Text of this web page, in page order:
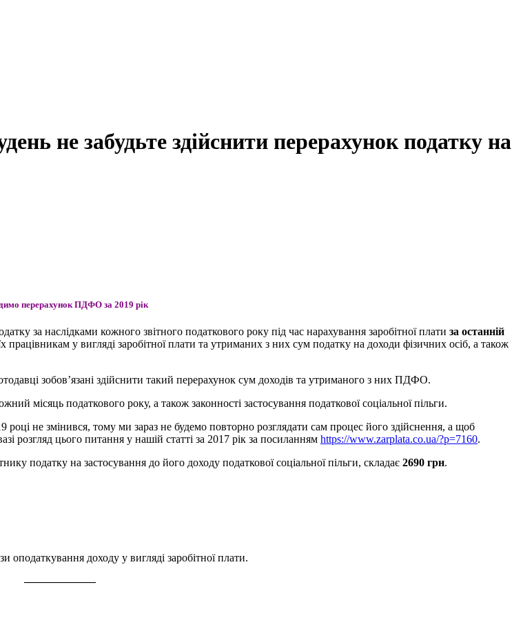
не забудьте здійснити перерахунок податку на
перерахунок ПДФО за 2019 рік
за наслідками кожного звітного податкового року під час нарахування заробітної плати за останній
працівникам у вигляді заробітної плати та утриманих з них сум податку на доходи фізичних осіб, а також
зобов’язані здійснити такий перерахунок сум доходів та утриманого з них ПДФО.
місяць податкового року, а також законності застосування податкової соціальної пільги.
не змінився, тому ми зараз не будемо повторно розглядати сам процес його здійснення, а щоб
розгляд цього питання у нашій статті за 2017 рік за посиланням https://www.zarplata.co.ua/?p=7160.
податку на застосування до його доходу податкової соціальної пільги, складає 2690 грн.
оподаткування доходу у вигляді заробітної плати.
——————–